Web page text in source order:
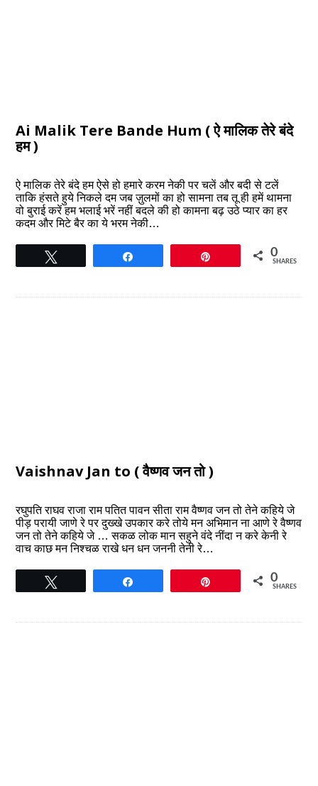
Ai Malik Tere Bande Hum ( ऐ मालिक तेरे बंदे
हम )
ऐ मालिक तेरे बंदे हम ऐसे हो हमारे करम नेकी पर चलें और बदी से टलें
ताकि हंसते हुये निकले दम जब ज़ुलमों का हो सामना तब तू ही हमें थामना
वो बुराई करें हम भलाई भरें नहीं बदले की हो कामना बढ़ उठे प्यार का हर
कदम और मिटे बैर का ये भरम नेकी…
0
SHARES
Vaishnav Jan to ( वैष्णव जन तो )
रघुपति राघव राजा राम पतित पावन सीता राम वैष्णव जन तो तेने कहिये जे
पीड़ परायी जाणे रे पर दुख्खे उपकार करे तोये मन अभिमान ना आणे रे वैष्णव
जन तो तेने कहिये जे … सकळ लोक मान सहुने वंदे नींदा न करे केनी रे
वाच काछ मन निश्चळ राखे धन धन जननी तेनी रे…
0
SHARES